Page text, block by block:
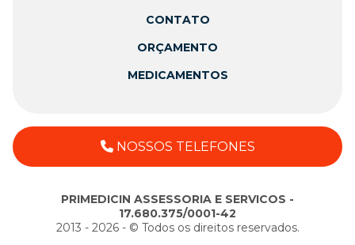
CONTATO
ORÇAMENTO
MEDICAMENTOS
NOSSOS TELEFONES
PRIMEDICIN ASSESSORIA E SERVICOS -
17.680.375/0001-42
2013 - 2026 - ©️ Todos os direitos reservados.